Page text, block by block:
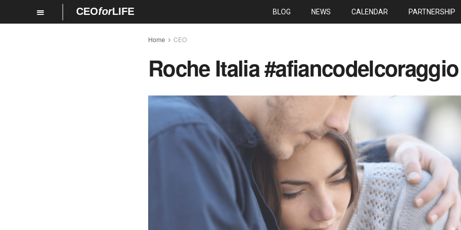
CEOforLIFE BLOG NEWS CALENDAR PARTNERSHIP
Home CEO
Roche Italia #afiancodelcoraggio